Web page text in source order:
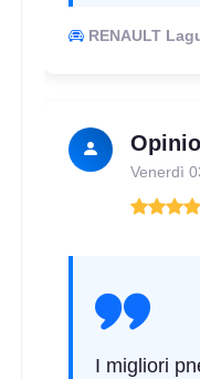
RENAULT
Venerdì
I migliori